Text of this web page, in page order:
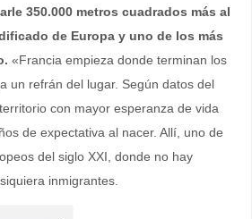
350.000 metros cuadrados más al
de Europa y uno de los más
«Francia empieza donde terminan los
un refrán del lugar. Según datos del
con mayor esperanza de vida
de expectativa al nacer. Allí, uno de
del siglo XXI, donde no hay
inmigrantes.